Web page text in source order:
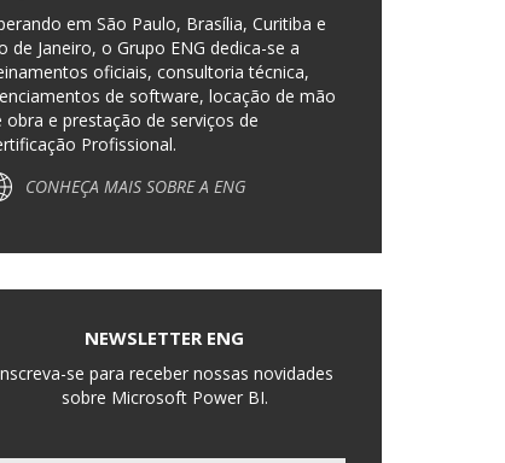
em São Paulo, Brasília, Curitiba e
de Janeiro, o Grupo ENG dedica-se a
oficiais, consultoria técnica,
de software, locação de mão
obra e prestação de serviços de
Profissional.
CONHEÇA MAIS SOBRE A ENG
NEWSLETTER ENG
se para receber nossas novidades
sobre Microsoft Power BI.